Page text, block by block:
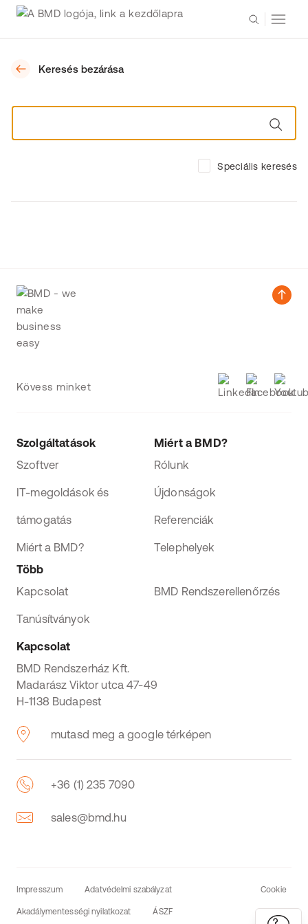
Keresés bezárása
Speciális keresés
Kövess minket
Szolgáltatások
Szoftver
IT-megoldások és
támogatás
Miért a BMD?
Miért a BMD?
Rólunk
Újdonságok
Referenciák
Telephelyek
Több
Kapcsolat
BMD Rendszerellenőrzés
Tanúsítványok
Kapcsolat
BMD Rendszerház Kft.
Madarász Viktor utca 47-49
H-1138 Budapest
mutasd meg a google térképen
+36 (1) 235 7090
sales@bmd.hu
Impresszum Adatvédelmi szabályzat
Akadálymentességi nyilatkozat ÁSZF
Cookie
Settings